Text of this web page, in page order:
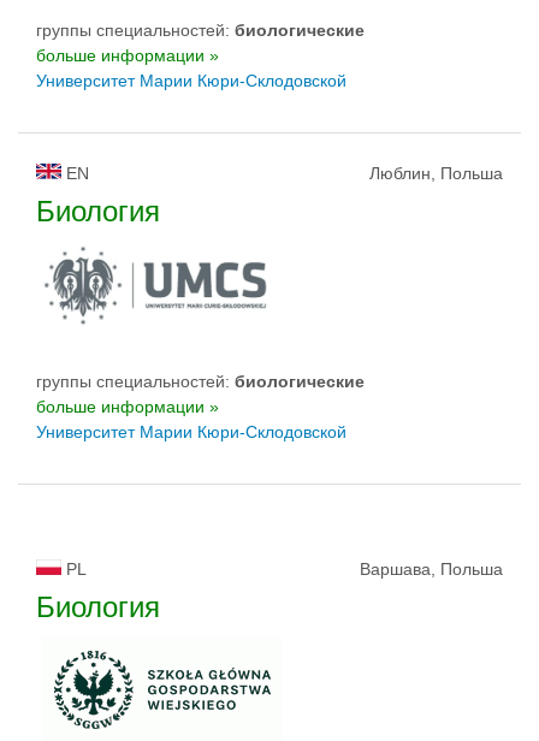
группы специальностей: биологическиe
больше информации »
Университет Марии Кюри-Склодовской
EN Люблин, Польша
Биология
группы специальностей: биологическиe
больше информации »
Университет Марии Кюри-Склодовской
PL Варшава, Польша
Биология